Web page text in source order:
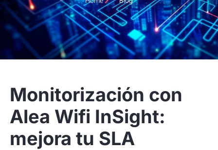
Monitorización con
Alea Wifi InSight:
mejora tu SLA